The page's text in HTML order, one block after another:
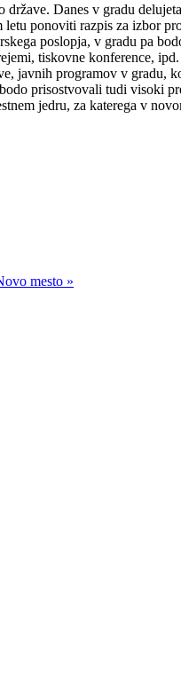
Danes v gradu
ponoviti razpis za izbor
poslopja, v gradu pa
tiskovne konference,
javnih programov v gradu,
prisostvovali tudi visoki
jedru, za katerega v
mesto »